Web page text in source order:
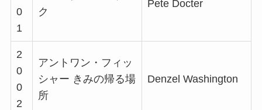
0
1
ク
Pete Docter
2
0
0
2
アントワン・フィッ
シャー きみの帰る場
所
Denzel Washington